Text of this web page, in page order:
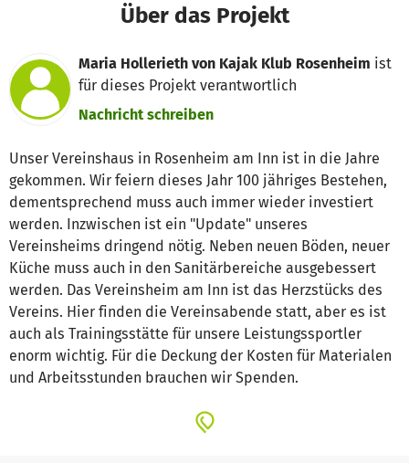
Über das Projekt
Maria Hollerieth von Kajak Klub Rosenheim ist
für dieses Projekt verantwortlich
Nachricht schreiben
Unser Vereinshaus in Rosenheim am Inn ist in die Jahre
gekommen. Wir feiern dieses Jahr 100 jähriges Bestehen,
dementsprechend muss auch immer wieder investiert
werden. Inzwischen ist ein "Update" unseres
Vereinsheims dringend nötig. Neben neuen Böden, neuer
Küche muss auch in den Sanitärbereiche ausgebessert
werden. Das Vereinsheim am Inn ist das Herzstücks des
Vereins. Hier finden die Vereinsabende statt, aber es ist
auch als Trainingsstätte für unsere Leistungssportler
enorm wichtig. Für die Deckung der Kosten für Materialen
und Arbeitsstunden brauchen wir Spenden.